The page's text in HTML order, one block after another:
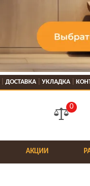
ДОСТАВКА УКЛАДКА
0
АКЦИИ